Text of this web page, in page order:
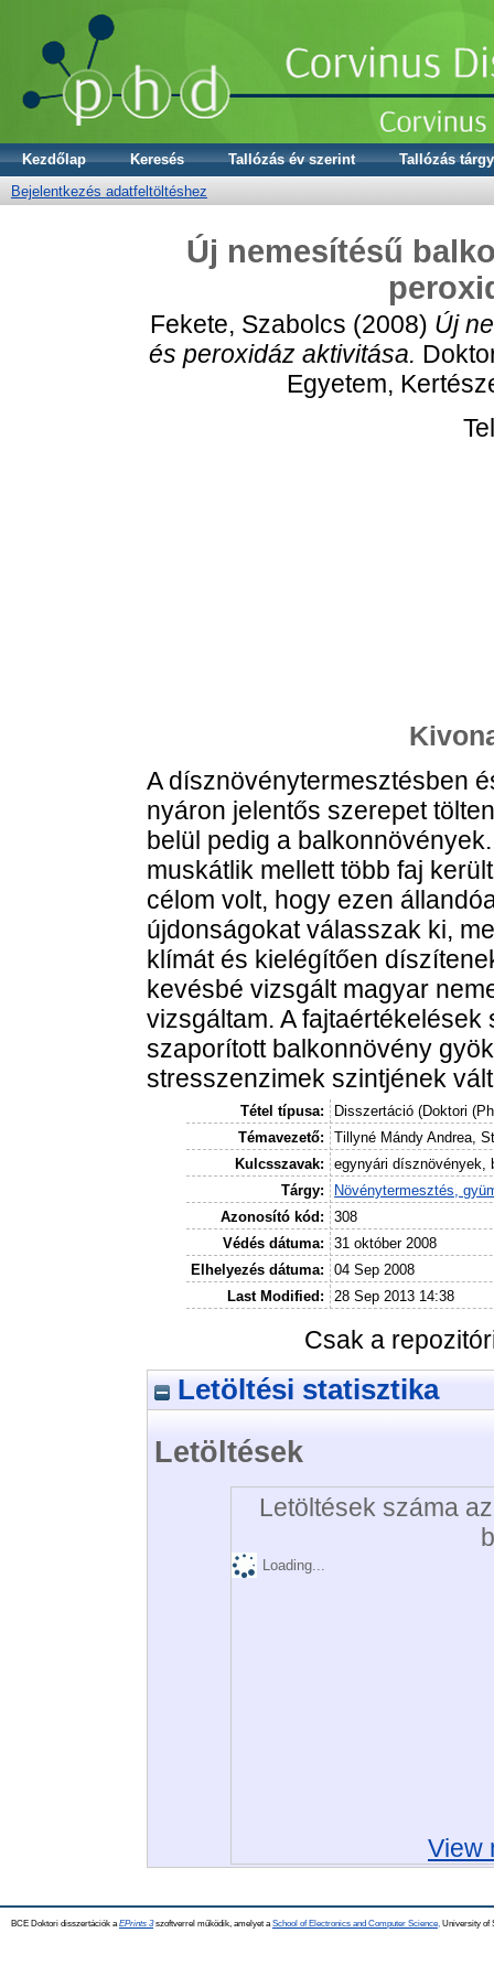
Kezdőlap Keresés Tallózás év szerint
Tallózás
Bejelentkezés adatfeltöltéshez
Új nemesítésű
Fekete, Szabolcs (2008) Új
és peroxidáz aktivitása.
Egyetem,
A dísznövénytermesztésben
nyáron jelentős szerepet
belül pedig a
muskátlik mellett több faj
célom volt, hogy ezen
újdonságokat válasszak ki,
klímát és kielégítően
kevésbé vizsgált magyar
vizsgáltam. A
szaporított balkonnövény
stresszenzimek szintjének
Tétel típusa:
Disszertáció (Doktori
Témavezető:
Tillyné Mándy Andrea,
Kulcsszavak:
egynyári dísznövények,
Tárgy:
Növénytermesztés,
Azonosító kód:
308
Védés dátuma:
31 október 2008
Elhelyezés dátuma:
04 Sep 2008
Last Modified:
28 Sep 2013 14:38
Csak a
Letöltési statisztika
Letöltések
Letöltések száma
Loading...
View
BCE Doktori disszertációk a EPrints 3szoftverrel működik, amelyet a School of Electronics and Computer Science, University of